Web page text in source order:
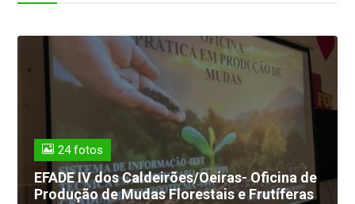
24 fotos
EFADE IV dos Caldeirões/Oeiras- Oficina de
Produção de Mudas Florestais e Frutíferas